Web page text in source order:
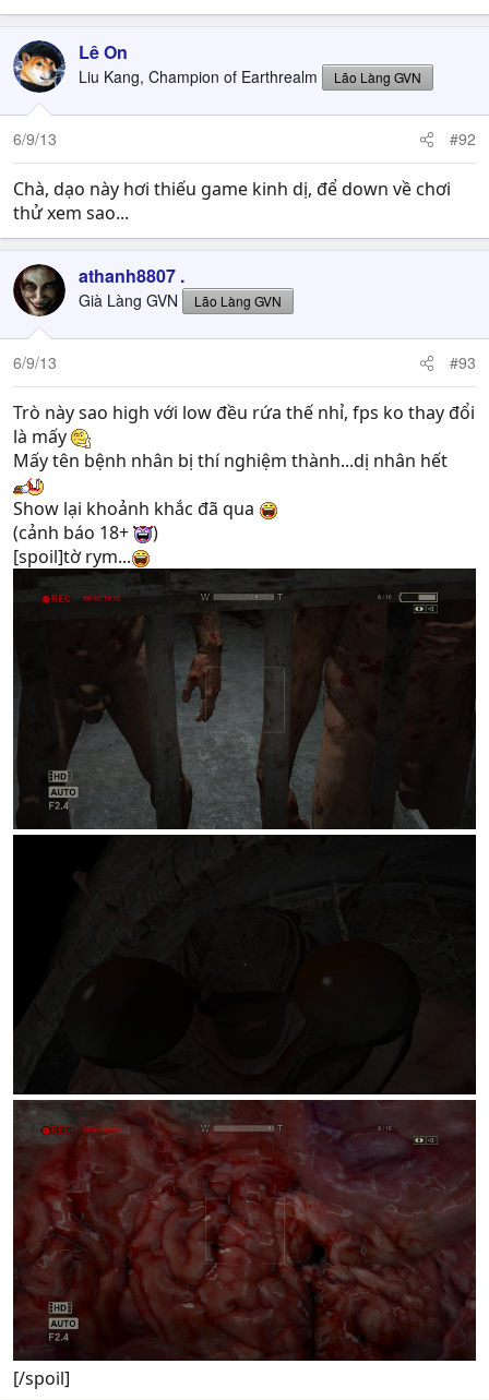
“Run as administrator”
3) After pressing enter, it should say something like
"Operation completed successfully".
4) Reboot your computer.
indicated in the System Requirements. You may still be
able to run it, but we cannot guarantee that these
systems can play Outlast.
Lê On
Liu Kang, Champion of Earthrealm Lão Làng GVN
6/9/13 #92
Chà, dạo này hơi thiếu game kinh dị, để down về chơi
thử xem sao...
athanh8807 .
Già Làng GVN Lão Làng GVN
6/9/13 #93
Trò này sao high với low đều rứa thế nhỉ, fps ko thay đổi
là mấy
Mấy tên bệnh nhân bị thí nghiệm thành...dị nhân hết
Show lại khoảnh khắc đã qua
(cảnh báo 18+
)
[spoil]tờ rym...
[/spoil]